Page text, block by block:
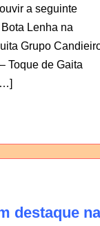
a seguinte
Lenha na
Grupo
Toque de Gaita
destaque na